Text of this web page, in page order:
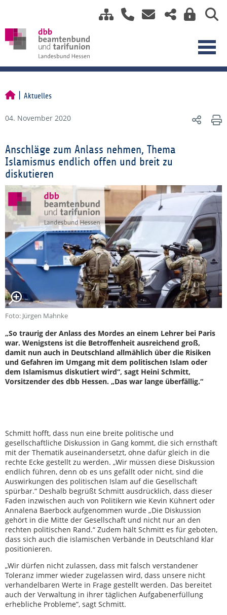
Aktuelles
04. November 2020
Anschläge zum Anlass nehmen, Thema
Islamismus endlich offen und breit zu
diskutieren
Foto: Jürgen Mahnke
„So traurig der Anlass des Mordes an einem Lehrer bei Paris
war. Wenigstens ist die Betroffenheit ausreichend groß,
damit nun auch in Deutschland allmählich über die Risiken
und Gefahren im Umgang mit dem politischen Islam oder
dem Islamismus diskutiert wird“, sagt Heini Schmitt,
Vorsitzender des dbb Hessen. „Das war lange überfällig.“
Schmitt hofft, dass nun eine breite politische und
gesellschaftliche Diskussion in Gang kommt, die sich ernsthaft
mit der Thematik auseinandersetzt, ohne dafür gleich in die
rechte Ecke gestellt zu werden. „Wir müssen diese Diskussion
endlich führen, denn ob es uns gefällt oder nicht, sind die
Auswirkungen des politischen Islam auf die Gesellschaft
spürbar.“ Deshalb begrüßt Schmitt ausdrücklich, dass dieser
Faden inzwischen auch von Politikern wie Kevin Kühnert oder
Annalena Baerbock aufgenommen wurde „Die Diskussion
gehört in die Mitte der Gesellschaft und nicht nur an den
rechten politischen Rand.“ Zudem hält Schmitt es für geboten,
dass sich auch die islamischen Verbände in Deutschland klar
positionieren.
„Wir dürfen nicht zulassen, dass mit falsch verstandener
Toleranz immer wieder zugelassen wird, dass unsere nicht
verhandelbaren Werte in Frage gestellt werden. Das bereitet
auch der Verwaltung in ihrer täglichen Aufgabenerfüllung
erhebliche Probleme“, sagt Schmitt.